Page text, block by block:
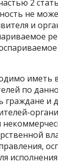
2
не
и
иметь
по
граждане и